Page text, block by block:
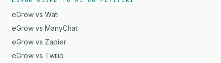
eGrow vs Wati
eGrow vs ManyChat
eGrow vs Zapier
eGrow vs Twilio